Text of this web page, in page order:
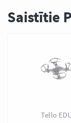
Saistītie
Tello